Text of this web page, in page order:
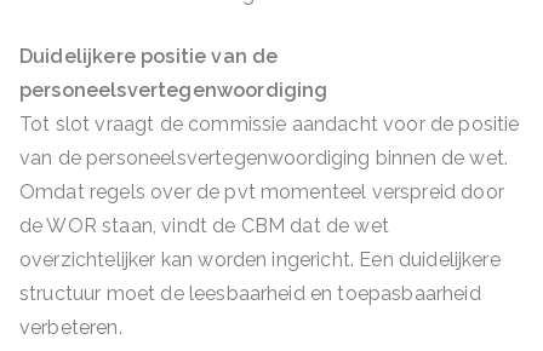
Duidelijkere positie van de
personeelsvertegenwoordiging
Tot slot vraagt de commissie aandacht voor de positie
van de personeelsvertegenwoordiging binnen de wet.
Omdat regels over de pvt momenteel verspreid door
de WOR staan, vindt de CBM dat de wet
overzichtelijker kan worden ingericht. Een duidelijkere
structuur moet de leesbaarheid en toepasbaarheid
verbeteren.